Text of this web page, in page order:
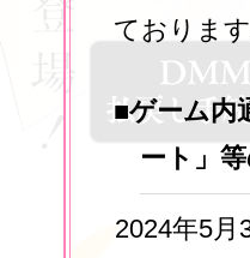
ております
■ゲーム内
ート」
2024年5月